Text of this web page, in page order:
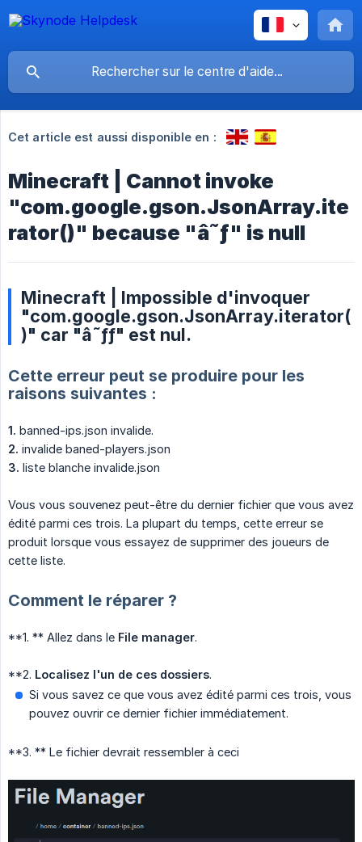
Cet article est aussi disponible en :
Minecraft | Cannot invoke
"com.google.gson.JsonArray.ite
rator()" because "â˜ƒ" is null
Minecraft | Impossible d'invoquer
"com.google.gson.JsonArray.iterator(
)" car "â˜ƒƒ" est nul.
Cette erreur peut se produire pour les
raisons suivantes :
1. banned-ips.json invalide.
2. invalide baned-players.json
3. liste blanche invalide.json
Vous vous souvenez peut-être du dernier fichier que vous avez
édité parmi ces trois. La plupart du temps, cette erreur se
produit lorsque vous essayez de supprimer des joueurs de
cette liste.
Comment le réparer ?
**1. ** Allez dans le File manager.
**2. Localisez l'un de ces dossiers.
Si vous savez ce que vous avez édité parmi ces trois, vous
pouvez ouvrir ce dernier fichier immédiatement.
**3. ** Le fichier devrait ressembler à ceci